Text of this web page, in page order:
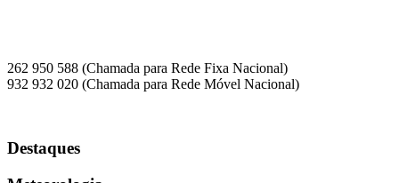
262 950 588 (Chamada para Rede Fixa Nacional)
932 932 020 (Chamada para Rede Móvel Nacional)
Destaques